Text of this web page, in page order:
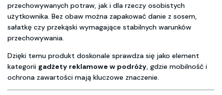
przechowywanych potraw, jak i dla rzeczy osobistych
użytkownika. Bez obaw można zapakować danie z sosem,
sałatkę czy przekąski wymagające stabilnych warunków
przechowywania.
Dzięki temu produkt doskonale sprawdza się jako element
kategorii gadżety reklamowe w podróży, gdzie mobilność i
ochrona zawartości mają kluczowe znaczenie.